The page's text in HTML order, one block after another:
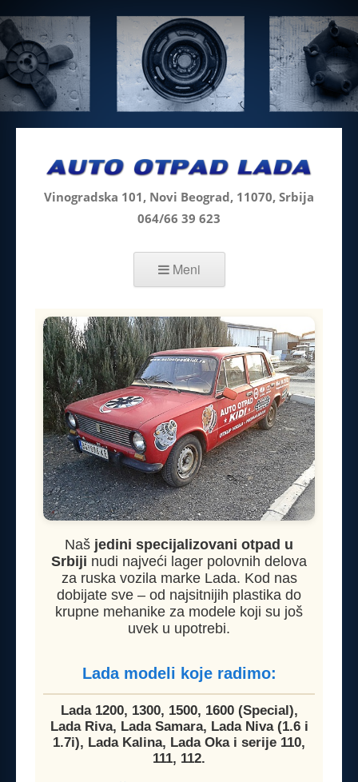
Vinogradska 101, Novi Beograd, 11070, Srbija
064/66 39 623
Meni
Skip to content
Naš jedini specijalizovani otpad u
Srbiji nudi najveći lager polovnih delova
za ruska vozila marke Lada. Kod nas
dobijate sve – od najsitnijih plastika do
krupne mehanike za modele koji su još
uvek u upotrebi.
Lada modeli koje radimo:
Lada 1200, 1300, 1500, 1600 (Special),
Lada Riva, Lada Samara, Lada Niva (1.6 i
1.7i), Lada Kalina, Lada Oka i serije 110,
111, 112.